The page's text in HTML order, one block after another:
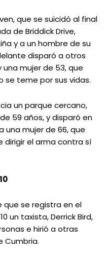
que se suicidó al final
de Briddick Drive,
y a un hombre de su
disparó a otros
una mujer de 53, que
se teme por sus vidas.
un parque cercano,
59 años, y disparó en
una mujer de 66, que
dirigir el arma contra sí
que se registra en el
un taxista, Derrick Bird,
e hirió a otras
Cumbria.